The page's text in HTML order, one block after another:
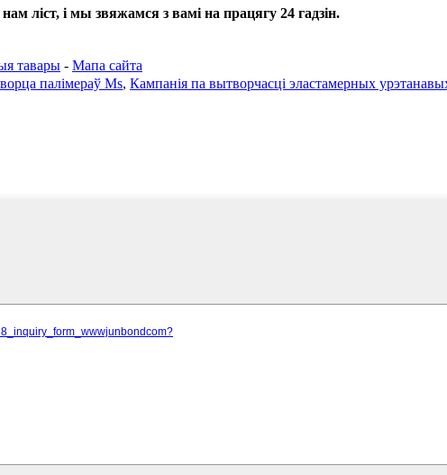
ліст, і мы звяжамся з вамі на працягу 24 гадзін.
тавары - Мапа сайта
палімераў Ms, Кампанія па вытворчасці эластамерных